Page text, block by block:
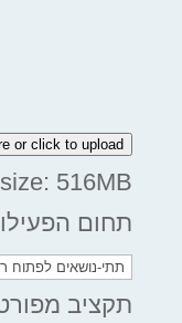
or click to upload
516MB
תחום
תקציב